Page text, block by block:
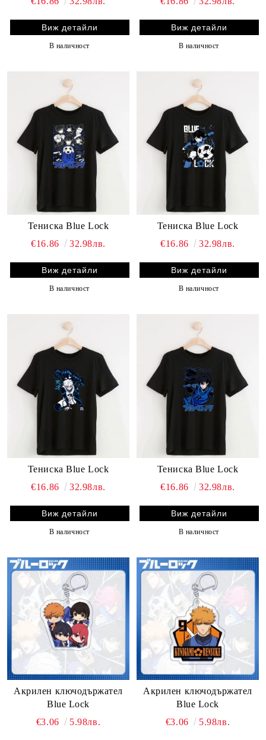
Виж детайли
В наличност
Виж детайли
В наличност
Тениска Blue Lock
€16.86
32.98лв.
Виж детайли
В наличност
Тениска Blue Lock
€16.86
32.98лв.
Виж детайли
В наличност
Тениска Blue Lock
€16.86
32.98лв.
Виж детайли
В наличност
Тениска Blue Lock
€16.86
32.98лв.
Виж детайли
В наличност
Акрилен ключодържател
Blue Lock
€3.06
5.98лв.
Акрилен ключодържател
Blue Lock
€3.06
5.98лв.